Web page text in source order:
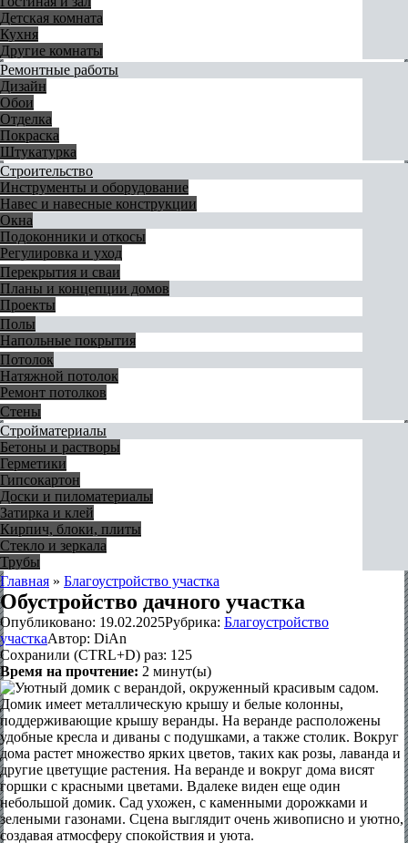
Детская комната
Кухня
Другие комнаты
Ремонтные работы
Дизайн
Обои
Отделка
Покраска
Штукатурка
Строительство
Инструменты и оборудование
Навес и навесные конструкции
Окна
Подоконники и откосы
Регулировка и уход
Перекрытия и сваи
Планы и концепции домов
Проекты
Полы
Напольные покрытия
Потолок
Натяжной потолок
Ремонт потолков
Стены
Стройматериалы
Бетоны и растворы
Герметики
Гипсокартон
Доски и пиломатериалы
Затирка и клей
Кирпич, блоки, плиты
Стекло и зеркала
Трубы
Главная » Благоустройство участка
Обустройство дачного участка
Опубликовано: 19.02.2025Рубрика: Благоустройство
участкаАвтор: DiAn
Сохранили (CTRL+D) раз: 125
Время на прочтение: 2 минут(ы)